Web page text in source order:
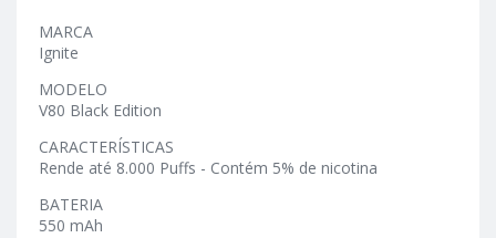
MARCA
Ignite
MODELO
V80 Black Edition
CARACTERÍSTICAS
Rende até 8.000 Puffs - Contém 5% de nicotina
BATERIA
550 mAh